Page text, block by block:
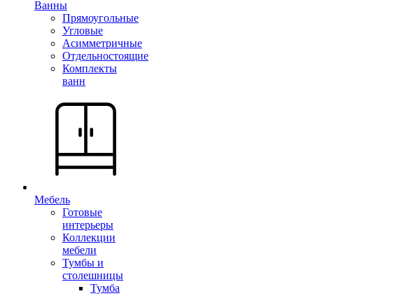
Ванны
Прямоугольные
Угловые
Асимметричные
Отдельностоящие
Комплекты
ванн
Мебель
Готовые
интерьеры
Коллекции
мебели
Тумбы и
столешницы
Тумба